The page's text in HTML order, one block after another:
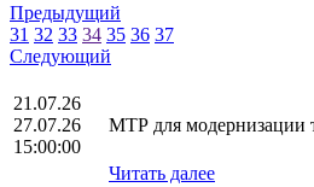
Предыдущий
31 32 33 34 35 36 37
Следующий
21.07.26
27.07.26
15:00:00
МТР для модернизации
Читать далее